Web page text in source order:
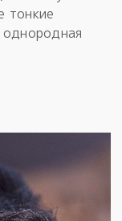
тонкие
однородная